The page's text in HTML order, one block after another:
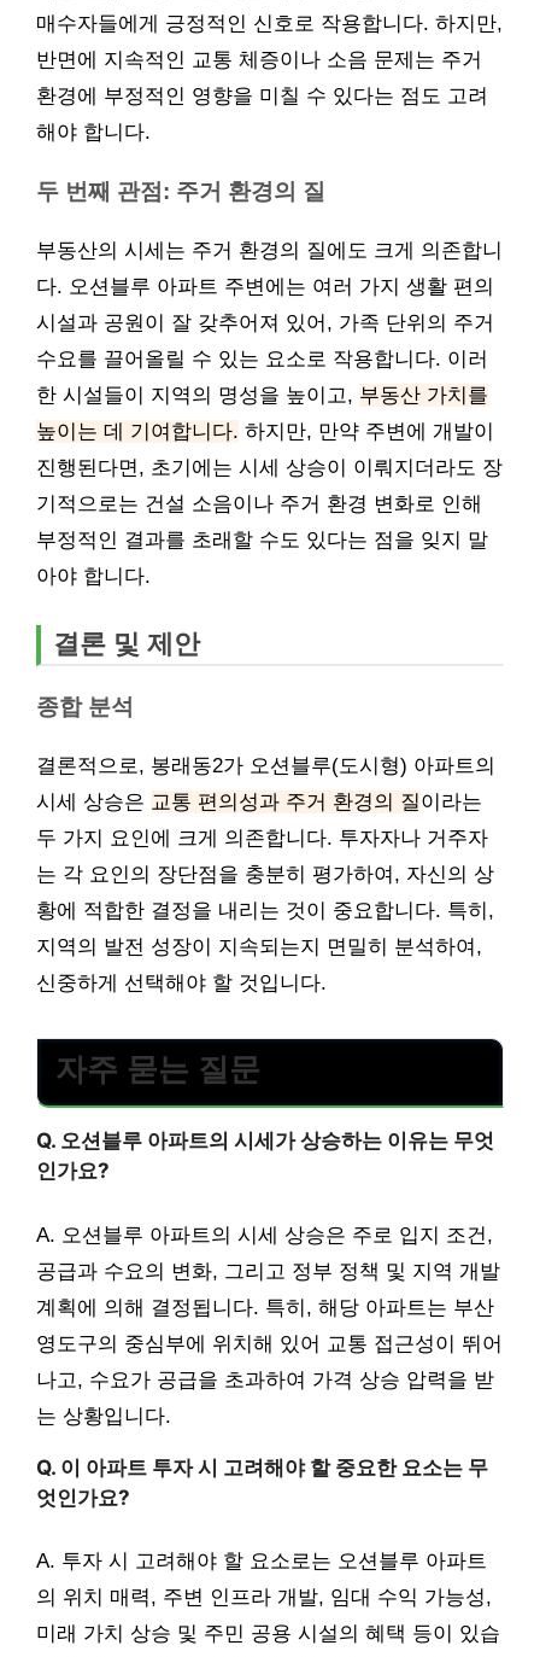
매수자들에게 긍정적인 신호로 작용합니다. 하지만,
반면에 지속적인 교통 체증이나 소음 문제는 주거
환경에 부정적인 영향을 미칠 수 있다는 점도 고려
해야 합니다.
두 번째 관점: 주거 환경의 질
부동산의 시세는 주거 환경의 질에도 크게 의존합니
다. 오션블루 아파트 주변에는 여러 가지 생활 편의
시설과 공원이 잘 갖추어져 있어, 가족 단위의 주거
수요를 끌어올릴 수 있는 요소로 작용합니다. 이러
한 시설들이 지역의 명성을 높이고, 부동산 가치를
높이는 데 기여합니다. 하지만, 만약 주변에 개발이
진행된다면, 초기에는 시세 상승이 이뤄지더라도 장
기적으로는 건설 소음이나 주거 환경 변화로 인해
부정적인 결과를 초래할 수도 있다는 점을 잊지 말
아야 합니다.
결론 및 제안
종합 분석
결론적으로, 봉래동2가 오션블루(도시형) 아파트의
시세 상승은 교통 편의성과 주거 환경의 질이라는
두 가지 요인에 크게 의존합니다. 투자자나 거주자
는 각 요인의 장단점을 충분히 평가하여, 자신의 상
황에 적합한 결정을 내리는 것이 중요합니다. 특히,
지역의 발전 성장이 지속되는지 면밀히 분석하여,
신중하게 선택해야 할 것입니다.
자주 묻는 질문
Q. 오션블루 아파트의 시세가 상승하는 이유는 무엇
인가요?
A. 오션블루 아파트의 시세 상승은 주로 입지 조건,
공급과 수요의 변화, 그리고 정부 정책 및 지역 개발
계획에 의해 결정됩니다. 특히, 해당 아파트는 부산
영도구의 중심부에 위치해 있어 교통 접근성이 뛰어
나고, 수요가 공급을 초과하여 가격 상승 압력을 받
는 상황입니다.
Q. 이 아파트 투자 시 고려해야 할 중요한 요소는 무
엇인가요?
A. 투자 시 고려해야 할 요소로는 오션블루 아파트
의 위치 매력, 주변 인프라 개발, 임대 수익 가능성,
미래 가치 상승 및 주민 공용 시설의 혜택 등이 있습